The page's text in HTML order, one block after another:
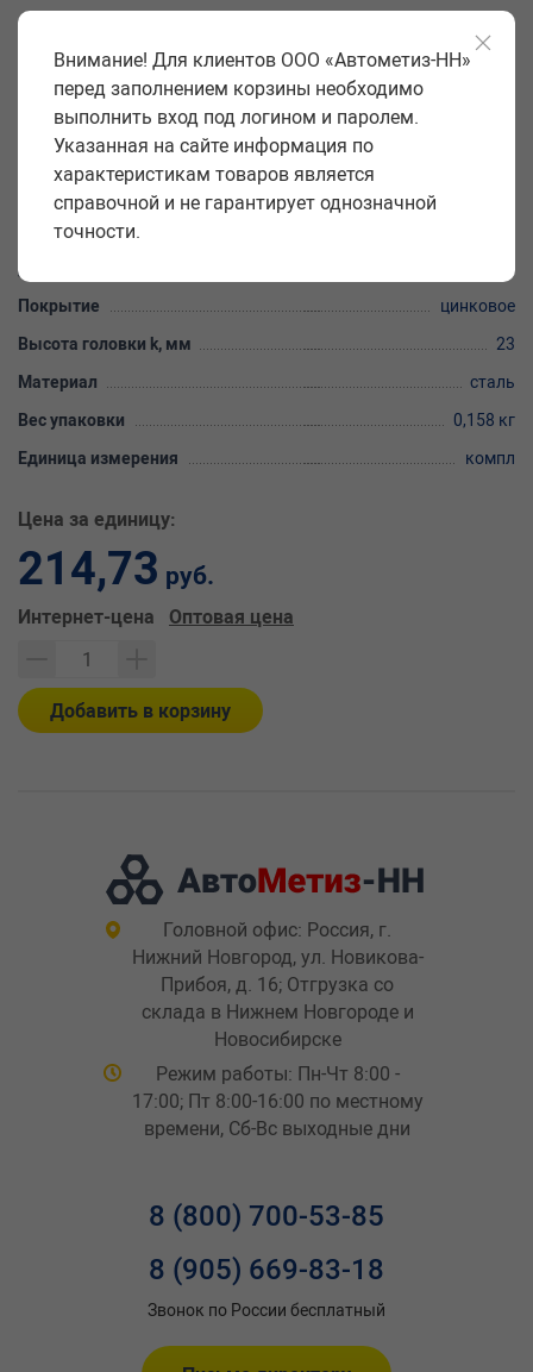
РЗИ
Вид шлица
Диаметр головки D, мм
Диаметр резьбы и шаг d, мм
Длина винта технологическая l, мм
Длина резьбовой части b, мм
37
Покрытие
цинковое
Высота головки k, мм
23
Материал
сталь
Вес упаковки
0,158 кг
Единица измерения
компл
Цена за единицу:
214,73 руб.
Интернет-цена Оптовая цена
Добавить в корзину
Головной офис: Россия, г.
Нижний Новгород, ул. Новикова-
Прибоя, д. 16; Отгрузка со
склада в Нижнем Новгороде и
Новосибирске
Режим работы: Пн-Чт 8:00 -
17:00; Пт 8:00-16:00 по местному
времени, Сб-Вс выходные дни
8 (800) 700-53-85
8 (905) 669-83-18
Звонок по России бесплатный
Внимание! Для клиентов ООО «Автометиз-НН»
перед заполнением корзины необходимо
выполнить вход под логином и паролем.
Указанная на сайте информация по
характеристикам товаров является
справочной и не гарантирует однозначной
точности.